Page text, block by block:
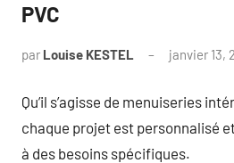
PVC
par Louise KESTEL janvier 13,
Qu’il s’agisse de menuiseries
chaque projet est personnalisé
à des besoins spécifiques.